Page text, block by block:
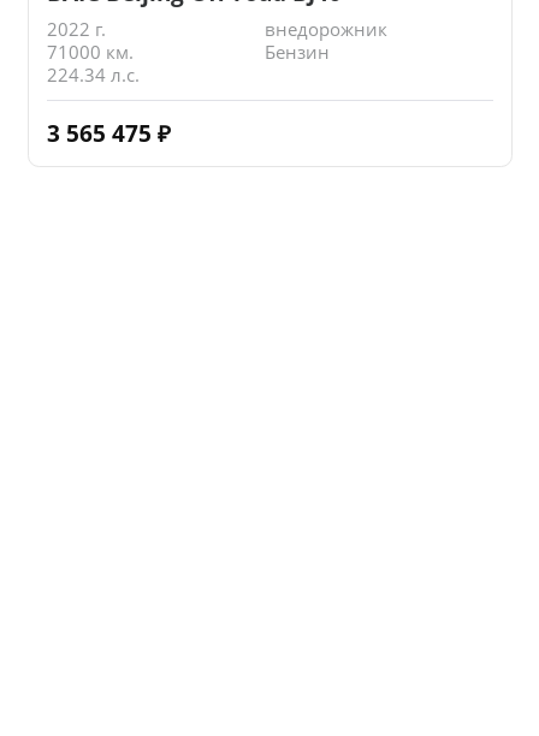
2022 г.
внедорожник
71000 км.
Бензин
224.34 л.с.
3 565 475 ₽